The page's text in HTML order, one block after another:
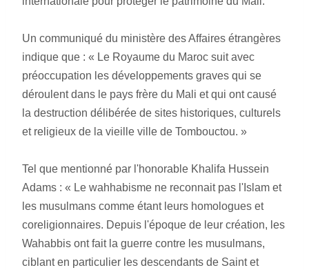
Un communiqué du ministère des Affaires étrangères
indique que : « Le Royaume du Maroc suit avec
préoccupation les développements graves qui se
déroulent dans le pays frère du Mali et qui ont causé
la destruction délibérée de sites historiques, culturels
et religieux de la vieille ville de Tombouctou. »
Tel que mentionné par l'honorable Khalifa Hussein
Adams : « Le wahhabisme ne reconnait pas l'Islam et
les musulmans comme étant leurs homologues et
coreligionnaires. Depuis l'époque de leur création, les
Wahabbis ont fait la guerre contre les musulmans,
ciblant en particulier les descendants de Saint et